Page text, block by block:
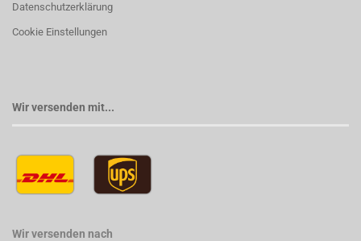
Datenschutzerklärung
Cookie Einstellungen
Wir versenden mit...
Wir versenden nach